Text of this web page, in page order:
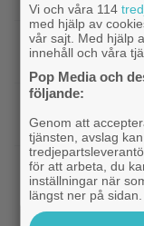
Hollywood|
filmer – om
Netflix
Robert
HBO Max|
återvänder
Vi och våra 114
med hjälp av
vår sajt. Med hjälp
innehåll och våra
Pop Media och
följande:
Genom att
tjänsten, avslag
för att arbeta, du
inställningar när
längst ner på sidan.